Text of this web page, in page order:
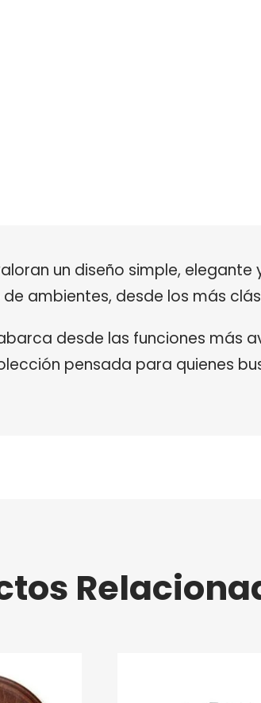
un diseño simple, elegante
ambientes, desde los más
desde las funciones más
pensada para quienes